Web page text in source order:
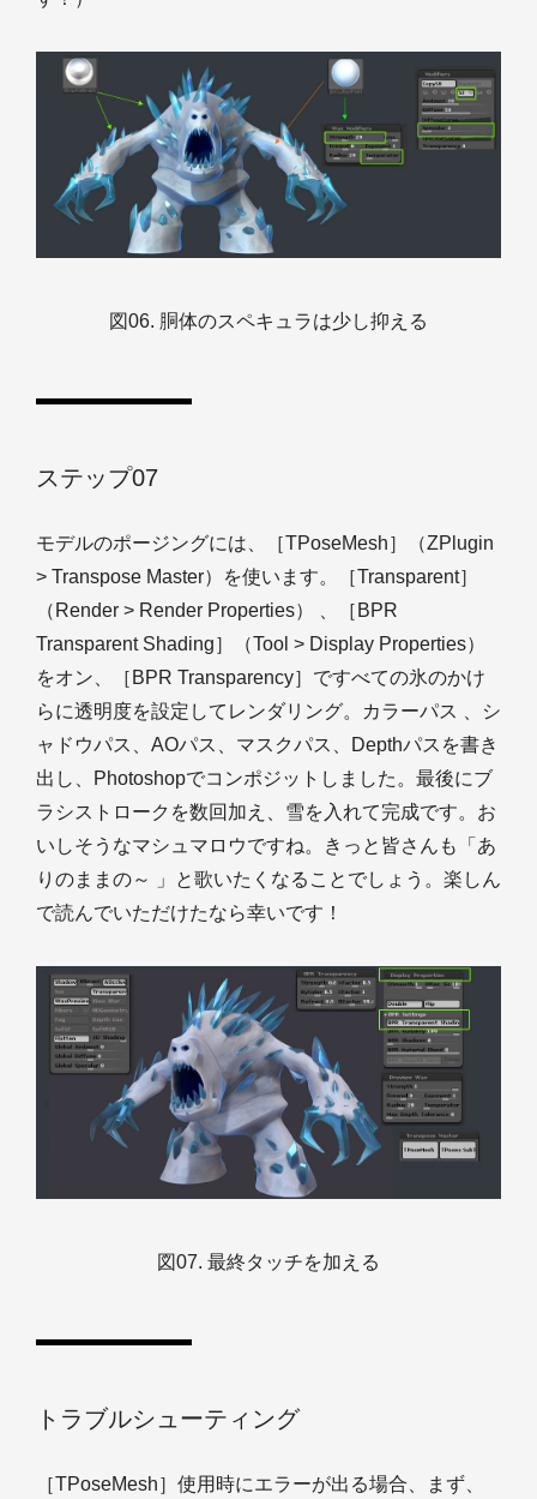
図06. 胴体のスペキュラは少し抑える
ステップ07
モデルのポージングには、［TPoseMesh］（ZPlugin
> Transpose Master）を使います。［Transparent］
（Render > Render Properties） 、［BPR
Transparent Shading］（Tool > Display Properties）
をオン、［BPR Transparency］ですべての氷のかけ
らに透明度を設定してレンダリング。カラーパス 、シ
ャドウパス、AOパス、マスクパス、Depthパスを書き
出し、Photoshopでコンポジットしました。最後にブ
ラシストロークを数回加え、雪を入れて完成です。お
いしそうなマシュマロウですね。きっと皆さんも「あ
りのままの～ 」と歌いたくなることでしょう。楽しん
で読んでいただけたなら幸いです！
図07. 最終タッチを加える
トラブルシューティング
［TPoseMesh］使用時にエラーが出る場合、まず、